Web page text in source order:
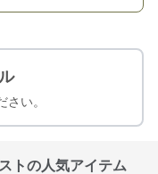
い。
トの人気アイテム